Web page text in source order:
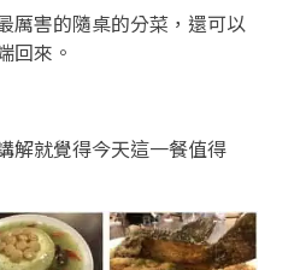
厲害的隨桌的分菜，還可以
回來。
解就覺得今天這一餐值得